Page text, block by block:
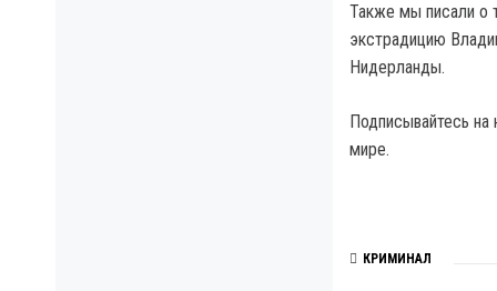
Также мы писали о
экстрадицию
Нидерланды.
Подписывайтесь на
мире.
КРИМИНАЛ